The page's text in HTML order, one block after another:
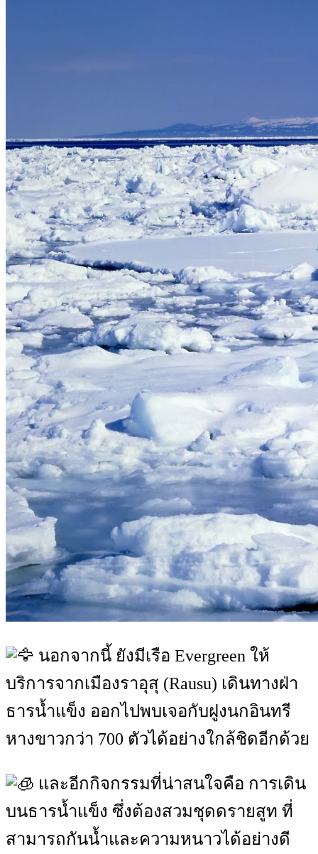
นอกจากนี้ ยังมีเรือ Evergreen ให้
บริการจากเมืองราอุสุ (Rausu) เดินทางฝ่า
ธารน้ำแข็ง ออกไปพบเจอกับฝูงนกอินทรี
หางขาวกว่า 700 ตัวได้อย่างใกล้ชิดอีกด้วย
และอีกกิจกรรมที่น่าสนใจคือ การเดิน
บนธารน้ำแข็ง ซึ่งต้องสวมชุดดรายสูท ที่
สามารถกันน้ำและความหนาวได้อย่างดี